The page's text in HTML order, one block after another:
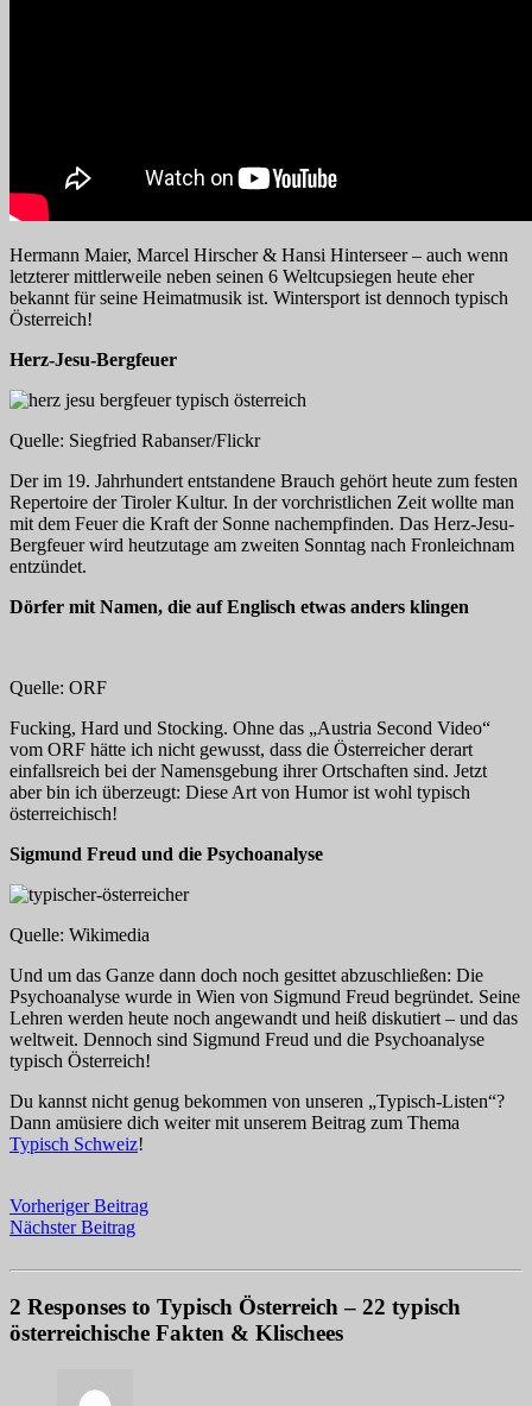
Hermann Maier, Marcel Hirscher & Hansi Hinterseer – auch wenn
letzterer mittlerweile neben seinen 6 Weltcupsiegen heute eher
bekannt für seine Heimatmusik ist. Wintersport ist dennoch typisch
Österreich!
Herz-Jesu-Bergfeuer
Quelle: Siegfried Rabanser/Flickr
Der im 19. Jahrhundert entstandene Brauch gehört heute zum festen
Repertoire der Tiroler Kultur. In der vorchristlichen Zeit wollte man
mit dem Feuer die Kraft der Sonne nachempfinden. Das Herz-Jesu-
Bergfeuer wird heutzutage am zweiten Sonntag nach Fronleichnam
entzündet.
Dörfer mit Namen, die auf Englisch etwas anders klingen
Quelle: ORF
Fucking, Hard und Stocking. Ohne das „Austria Second Video“
vom ORF hätte ich nicht gewusst, dass die Österreicher derart
einfallsreich bei der Namensgebung ihrer Ortschaften sind. Jetzt
aber bin ich überzeugt: Diese Art von Humor ist wohl typisch
österreichisch!
Sigmund Freud und die Psychoanalyse
Quelle: Wikimedia
Und um das Ganze dann doch noch gesittet abzuschließen: Die
Psychoanalyse wurde in Wien von Sigmund Freud begründet. Seine
Lehren werden heute noch angewandt und heiß diskutiert – und das
weltweit. Dennoch sind Sigmund Freud und die Psychoanalyse
typisch Österreich!
Du kannst nicht genug bekommen von unseren „Typisch-Listen“?
Dann amüsiere dich weiter mit unserem Beitrag zum Thema
Typisch Schweiz!
Vorheriger Beitrag
Nächster Beitrag
2 Responses to Typisch Österreich – 22 typisch
österreichische Fakten & Klischees